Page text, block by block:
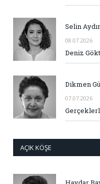
Selin
08.07.2026
Deniz
Dikmen
07.07.2026
AÇIK KÖŞE